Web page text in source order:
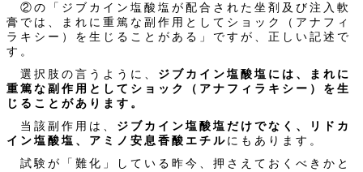
②の「ジブカイン塩酸塩が配合された坐剤及び注入軟
膏では、まれに重篤な副作用としてショック（アナフィ
ラキシー）を生じることがある」ですが、正しい記述で
す。
選択肢の言うように、 ジブカイン塩酸塩には、まれに
重篤な副作用としてショック（アナフィラキシー）を生
じることがあります。
当該副作用は、 ジブカイン塩酸塩だけでなく、リドカ
イン塩酸塩、アミノ安息香酸エチルにもあります。
試験が「難化」している昨今、押さえておくべきかと